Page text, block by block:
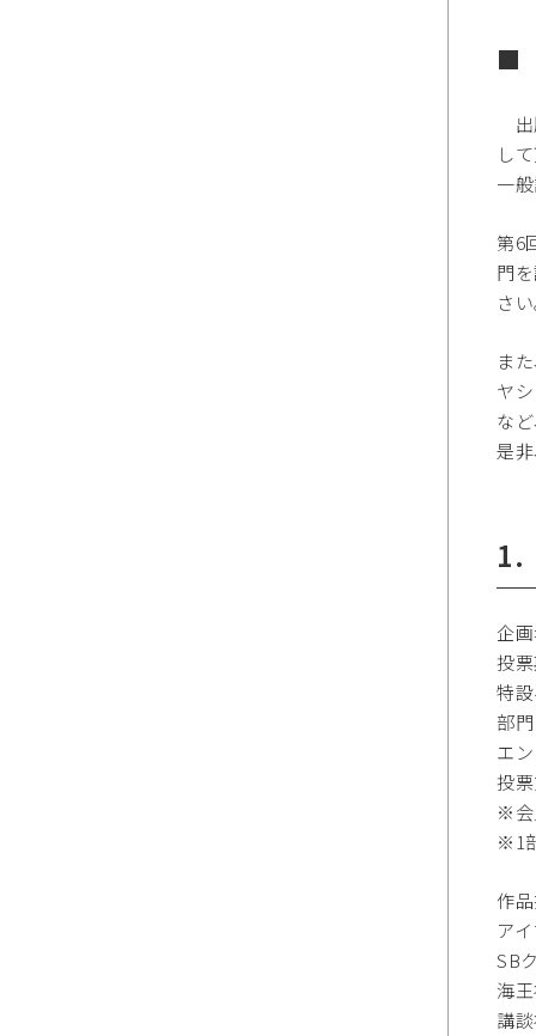
■
出
し
一
第6
門
さい
ま
ヤ
な
是
1.
企
投
特
部
エ
投
※会
※1
作
ア
SB
海
講